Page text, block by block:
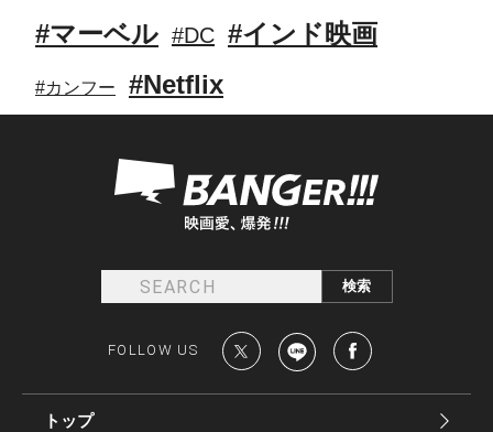
#マーベル #DC #インド映画
#カンフー #Netflix
FOLLOW US
トップ